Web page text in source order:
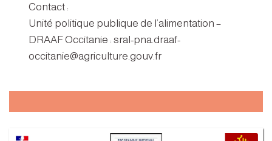
Contact :
Unité politique publique de l’alimentation –
DRAAF Occitanie : sral-pna.draaf-
occitanie@agriculture.gouv.fr